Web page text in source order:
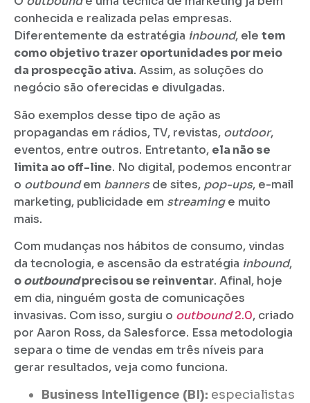
conhecida e realizada pelas empresas.
Diferentemente da estratégia inbound, ele tem
como objetivo trazer oportunidades por meio
da prospecção ativa. Assim, as soluções do
negócio são oferecidas e divulgadas.
São exemplos desse tipo de ação as
propagandas em rádios, TV, revistas, outdoor,
eventos, entre outros. Entretanto, ela não se
limita ao off-line. No digital, podemos encontrar
o outboundem bannersde sites, pop-ups, e-mail
marketing, publicidade em streaminge muito
mais.
Com mudanças nos hábitos de consumo, vindas
da tecnologia, e ascensão da estratégia inbound,
ooutboundprecisou se reinventar. Afinal, hoje
em dia, ninguém gosta de comunicações
invasivas. Com isso, surgiu o outbound2.0, criado
por Aaron Ross, da Salesforce. Essa metodologia
separa o time de vendas em três níveis para
gerar resultados, veja como funciona.
Business Intelligence (BI): especialistas